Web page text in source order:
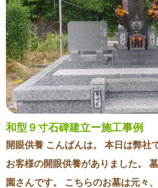
和型９寸石碑建立ー施工事例
開眼供養 こんばんは。 本日は弊社
お客様の開眼供養がありました。
園さんです。 こちらのお墓は元々